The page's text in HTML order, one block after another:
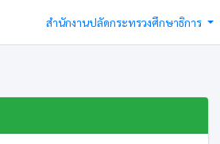
สำนักงานปลัดกระทรวงศึกษาธิการ